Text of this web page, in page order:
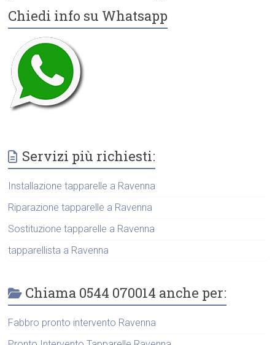
Chiedi info su Whatsapp
Servizi più richiesti:
Installazione tapparelle a Ravenna
Riparazione tapparelle a Ravenna
Sostituzione tapparelle a Ravenna
tapparellista a Ravenna
Chiama 0544 070014 anche per:
Fabbro pronto intervento Ravenna